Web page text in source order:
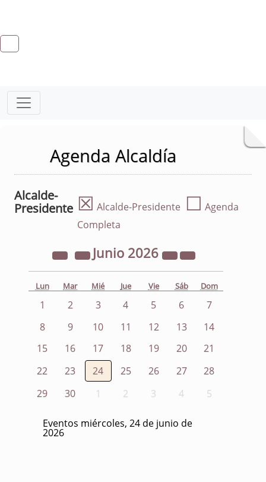
Agenda Alcaldía
Alcalde-
Presidente ☒ Alcalde-Presidente ☐ Agenda
Completa
Junio 2026
Lun Mar Mié Jue Vie Sáb Dom
1 2 3 4 5 6
7
8
9 10 11 12 13
14
15
16 17 18 19 20
21
22
23 24 25 26 27
28
29
30 1 2 3 4 5
Eventos miércoles, 24 de junio de
2026